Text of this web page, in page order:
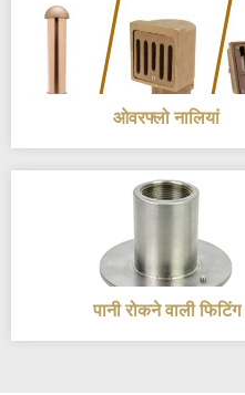
ओवरफ्लो नालियां
पानी रोकने वाली फिटिंग